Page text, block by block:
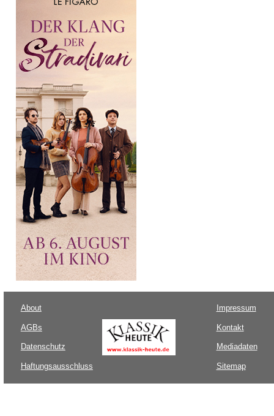
About
AGBs
Datenschutz
Haftungsausschluss
Impressum
Kontakt
Mediadaten
Sitemap